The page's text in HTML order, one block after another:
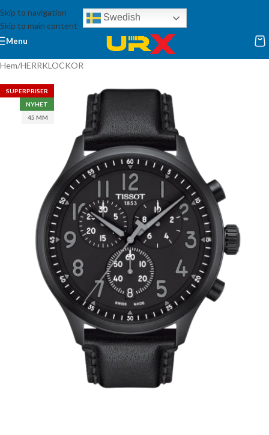
Skip to navigation
Skip to main content
Swedish
Menu
Hem/HERRKLOCKOR
SUPERPRISER
NYHET
45 MM